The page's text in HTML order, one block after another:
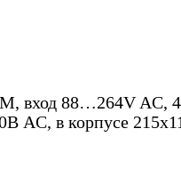
вход 88…264V
AC, в корпусе